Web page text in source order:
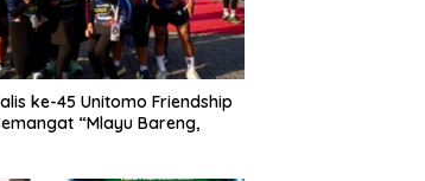
ke-45 Unitomo Friendship
“Mlayu Bareng,